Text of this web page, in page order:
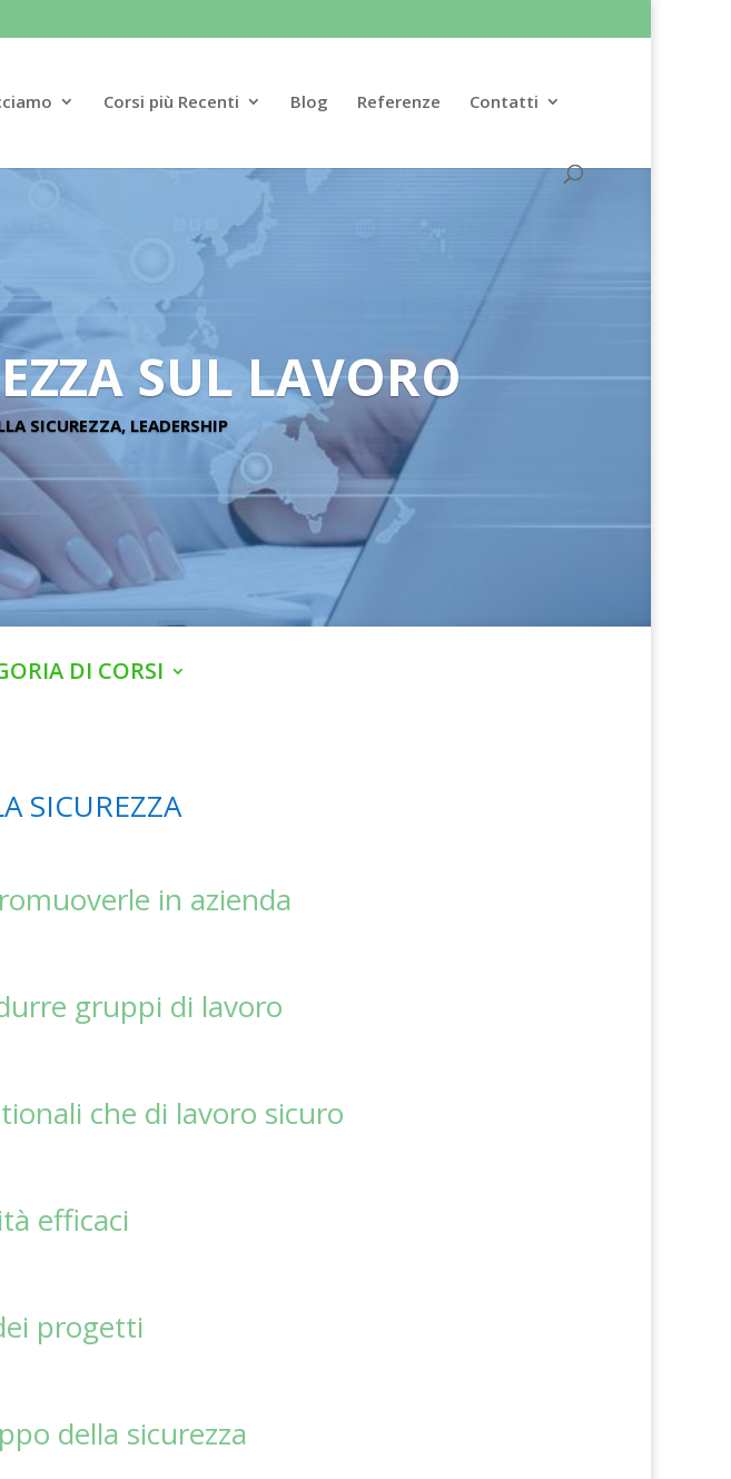
Corsi più Recenti Blog Referenze Contatti
SUL LAVORO
SICUREZZA, LEADERSHIP
DI CORSI
SICUREZZA
in azienda
gruppi di lavoro
che di lavoro sicuro
efficaci
progetti
della sicurezza